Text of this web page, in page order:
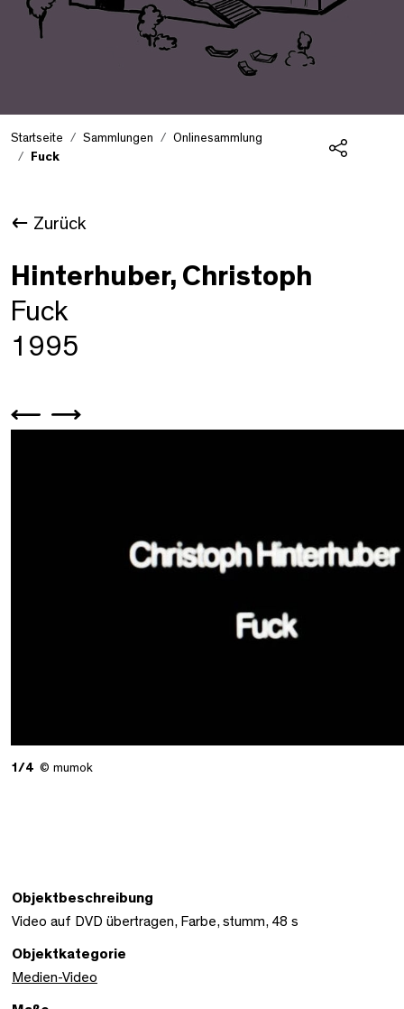
Startseite Sammlungen
Onlinesammlung
Fuck
Zurück
Hinterhuber, Christoph
Fuck
1995
1/4 © mumok
Objektbeschreibung
Video auf DVD übertragen, Farbe, stumm, 48 s
Objektkategorie
Medien-Video